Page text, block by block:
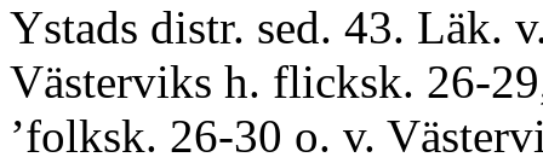
Ystads distr. sed. 43. Läk.
Västerviks h. flicksk. 26-
’folksk. 26-30 o. v.